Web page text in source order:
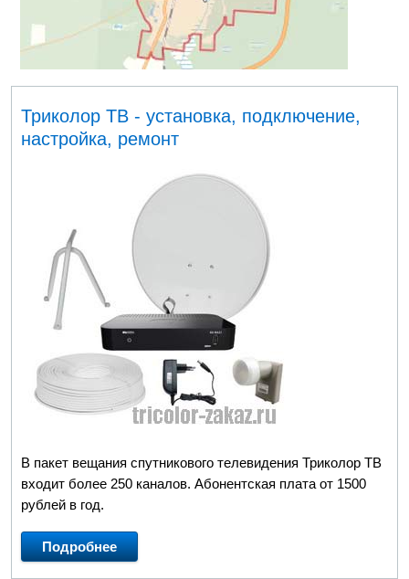
Триколор ТВ - установка, подключение,
настройка, ремонт
В пакет вещания спутникового телевидения Триколор ТВ
входит более 250 каналов. Абонентская плата от 1500
рублей в год.
Подробнее